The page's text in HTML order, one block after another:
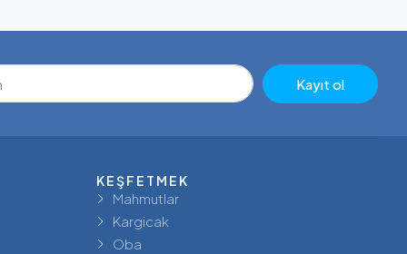
Kayıt ol
KEŞFETMEK
Mahmutlar
Kargicak
Oba